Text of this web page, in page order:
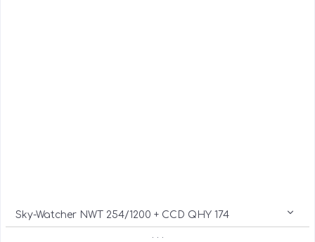
Sky-Watcher NWT 254/1200 + CCD QHY 174
. . .